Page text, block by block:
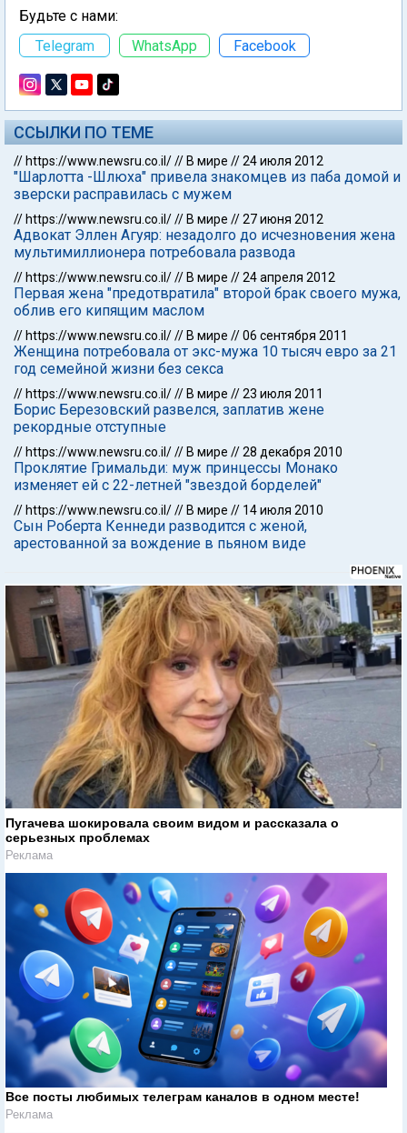
Будьте с нами:
Telegram
WhatsApp Facebook
ССЫЛКИ ПО ТЕМЕ
// https://www.newsru.co.il/// В мире //24 июля 2012
"Шарлотта -Шлюха" привела знакомцев из паба домой и
зверски расправилась с мужем
// https://www.newsru.co.il/// В мире //27 июня 2012
Адвокат Эллен Агуяр: незадолго до исчезновения жена
мультимиллионера потребовала развода
// https://www.newsru.co.il/// В мире //24 апреля 2012
Первая жена "предотвратила" второй брак своего мужа,
облив его кипящим маслом
// https://www.newsru.co.il/// В мире //06 сентября 2011
Женщина потребовала от экс-мужа 10 тысяч евро за 21
год семейной жизни без секса
// https://www.newsru.co.il/// В мире //23 июля 2011
Борис Березовский развелся, заплатив жене
рекордные отступные
// https://www.newsru.co.il/// В мире //28 декабря 2010
Проклятие Гримальди: муж принцессы Монако
изменяет ей с 22-летней "звездой борделей"
// https://www.newsru.co.il/// В мире // 14 июля 2010
Сын Роберта Кеннеди разводится с женой,
арестованной за вождение в пьяном виде
Пугачева шокировала своим видом и рассказала о
серьезных проблемах
Реклама
Все посты любимых телеграм каналов в одном месте!
Реклама